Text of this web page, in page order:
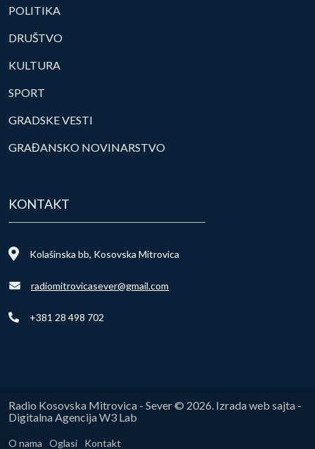
POLITIKA
DRUŠTVO
KULTURA
SPORT
GRADSKE VESTI
GRAĐANSKO NOVINARSTVO
KONTAKT
Kolašinska bb, Kosovska Mitrovica
radiomitrovicasever@gmail.com
+381 28 498 702
Radio Kosovska Mitrovica - Sever © 2026. Izrada web sajta -
Digitalna Agencija W3 Lab
O nama Oglasi Kontakt